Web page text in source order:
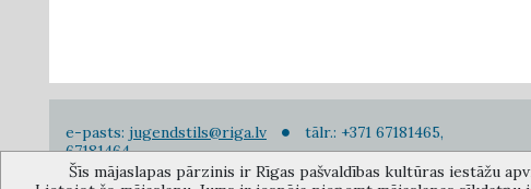
e-pasts: jugendstils@riga.lv
tālr.: +371 67181465,
67181464
Šīs mājaslapas pārzinis ir Rīgas pašvaldības kultūras iestāžu